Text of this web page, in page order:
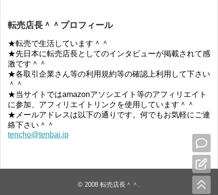
転売店長＾＾プロフィール
★転売で生活しています＾＾
★先日本に転売店長としてのインタビューが掲載されて感
激です＾＾
★各取引企業さん等の利用規約等の確認上利用して下さい
＾＾
★当サイトではamazonアソシエイト等のアフィリエイト
に参加、アフィリエイトリンクを使用しています＾＾
★メールアドレスは以下の通りです。何でもお気軽にご連
絡下さい＾＾
tencho@tenbai.jp
© 2008 転売店長＾＾ .